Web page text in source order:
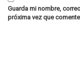
Guarda mi nombre,
próxima vez que